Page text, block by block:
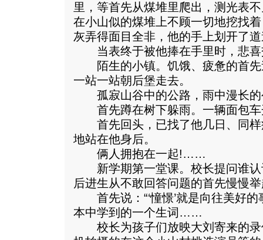
里，等首先从煤堆里爬出，测光表
在小山似的煤堆上不顾一切地挖找
灰弄得面目全非，他的手上划开了
当表终于被他捧在手里时，悲
陌生的小镇。饥饿、疲惫的首先
一站一站朝后堡走去。
孤寂山谷中的公路，雨中漫长
首先蹲在树下躲雨。一辆面包车
首先回头，已找了他几日、同样
地站在他身后。
俩人拥抱在一起!……
新学期第一堂课。校长提问谁认
后进生从不敢回答问题的首先慢慢
首先说：“‘憧憬’就是向往美好的
本中学到的一个生词……
校长为孩子们放映大刘寄来的录